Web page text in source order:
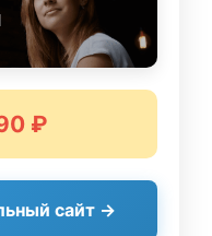
₽
сайт →